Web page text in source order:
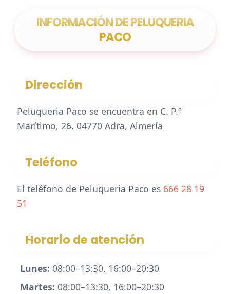
INFORMACIÓN DE PELUQUERIA
PACO
Dirección
Peluqueria Paco se encuentra en C. P.º
Marítimo, 26, 04770 Adra, Almería
Teléfono
El teléfono de Peluqueria Paco es 666 28 19
51
Horario de atención
Lunes: 08:00–13:30, 16:00–20:30
Martes: 08:00–13:30, 16:00–20:30